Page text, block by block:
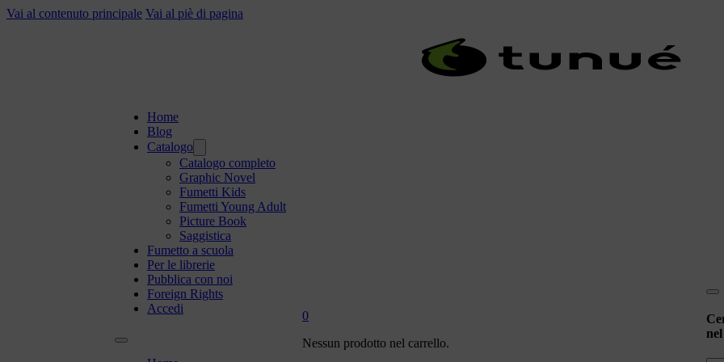
Vai al contenuto principale Vai al piè di pagina
Home
Blog
Catalogo
Catalogo completo
Graphic Novel
Fumetti Kids
Fumetti Young Adult
Picture Book
Saggistica
Fumetto a scuola
Per le librerie
Pubblica con noi
Foreign Rights
Accedi
0
Nessun prodotto nel carrello.